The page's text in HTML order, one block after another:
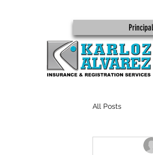
Principal
All Posts